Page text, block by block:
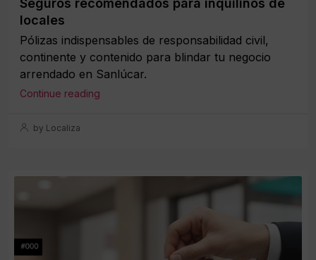
locales
Pólizas indispensables de responsabilidad civil,
continente y contenido para blindar tu negocio
arrendado en Sanlúcar.
Continue reading
by Localiza